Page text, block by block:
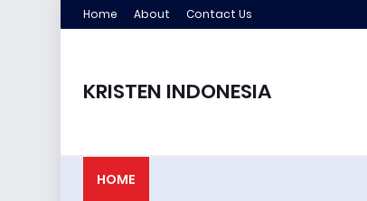
Home About Contact Us
KRISTEN INDONESIA
HOME